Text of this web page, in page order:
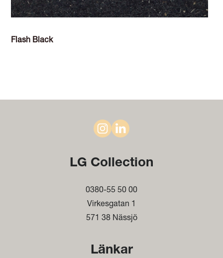
Flash Black
LG Collection
0380-55 50 00
Virkesgatan 1
571 38 Nässjö
Länkar